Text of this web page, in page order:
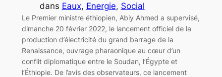
dans Eaux, Energie, Social
Le Premier ministre éthiopien, Abiy Ahmed a supervisé,
dimanche 20 février 2022, le lancement officiel de la
production d’électricité du grand barrage de la
Renaissance, ouvrage pharaonique au cœur d’un
conflit diplomatique entre le Soudan, l’Égypte et
l’Éthiopie. De l’avis des observateurs, ce lancement